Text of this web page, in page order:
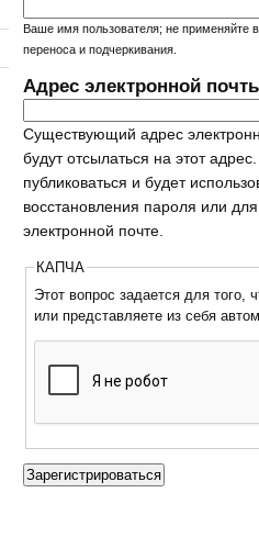
Ваше имя пользователя; не применяйте
переноса и подчеркивания.
Адрес электронной
Существующий адрес
будут отсылаться на этот
публиковаться и будет
восстановления пароля или
электронной почте.
КАПЧА
Этот вопрос задается для того,
или представляете из себя